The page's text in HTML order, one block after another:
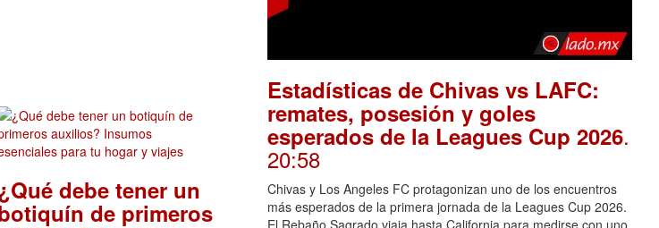
debe tener un
de primeros
Estadísticas de Chivas vs LAFC:
remates, posesión y goles
esperados de la Leagues Cup 2026.
20:58
Chivas y Los Angeles FC protagonizan uno de los encuentros
más esperados de la primera jornada de la Leagues Cup 2026.
El Rebaño Sagrado viaja hasta California para medirse con uno